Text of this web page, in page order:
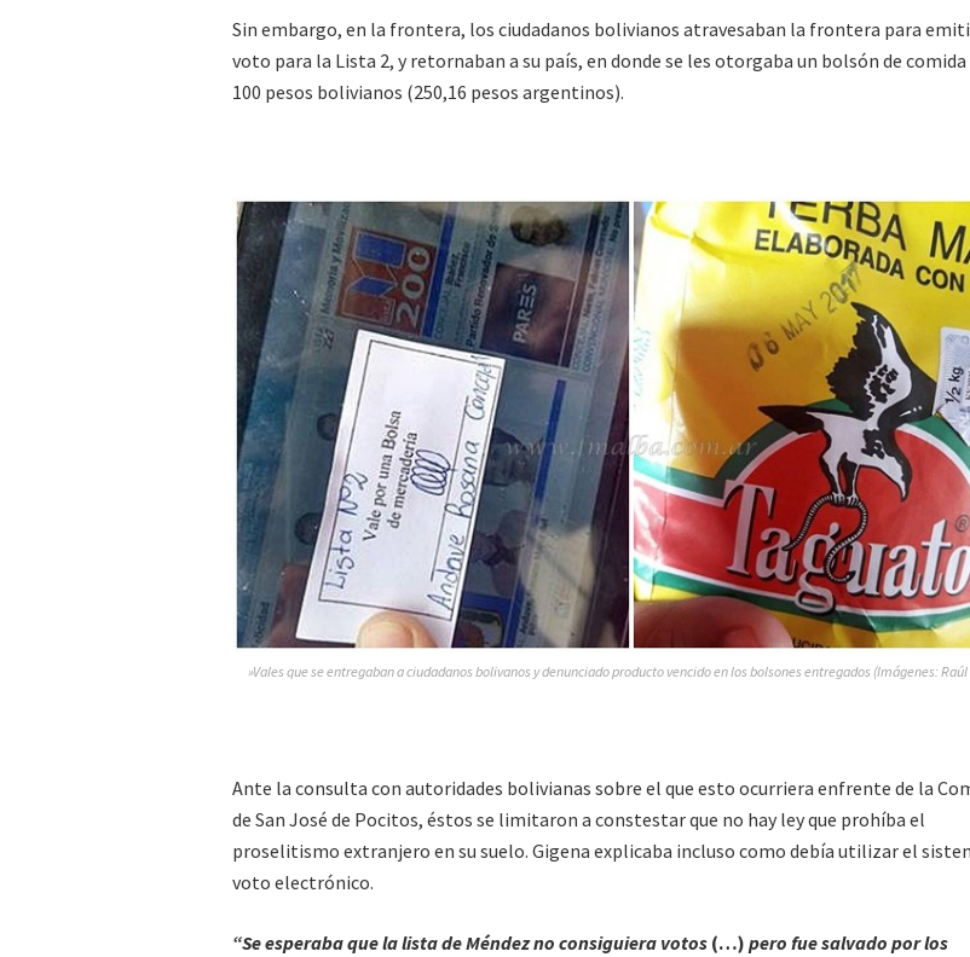
Sin embargo, en la frontera, los ciudadanos bolivianos atravesaban la frontera para
voto para la Lista 2, y retornaban a su país, en donde se les otorgaba un bolsón de comida
100 pesos bolivianos (250,16 pesos argentinos).
»Vales que se entregaban a ciudadanos bolivanos y denunciado producto vencido en los bolsones entregados (Imágenes: Raúl
Ante la consulta con autoridades bolivianas sobre el que esto ocurriera enfrente de la
de San José de Pocitos, éstos se limitaron a constestar que no hay ley que prohíba el
proselitismo extranjero en su suelo. Gigena explicaba incluso como debía utilizar el
voto electrónico.
“Se esperaba que la lista de Méndez no consiguiera votos (…) pero fue salvado por los